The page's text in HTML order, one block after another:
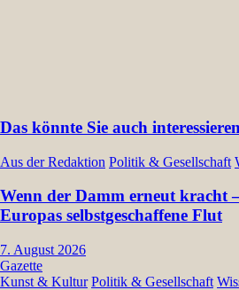
Das könnte Sie auch interessieren
Aus der Redaktion Politik & Gesellschaft
Wenn der Damm erneut kracht
Europas selbstgeschaffene Flut
7. August 2026
Gazette
Kunst & Kultur Politik & Gesellschaft